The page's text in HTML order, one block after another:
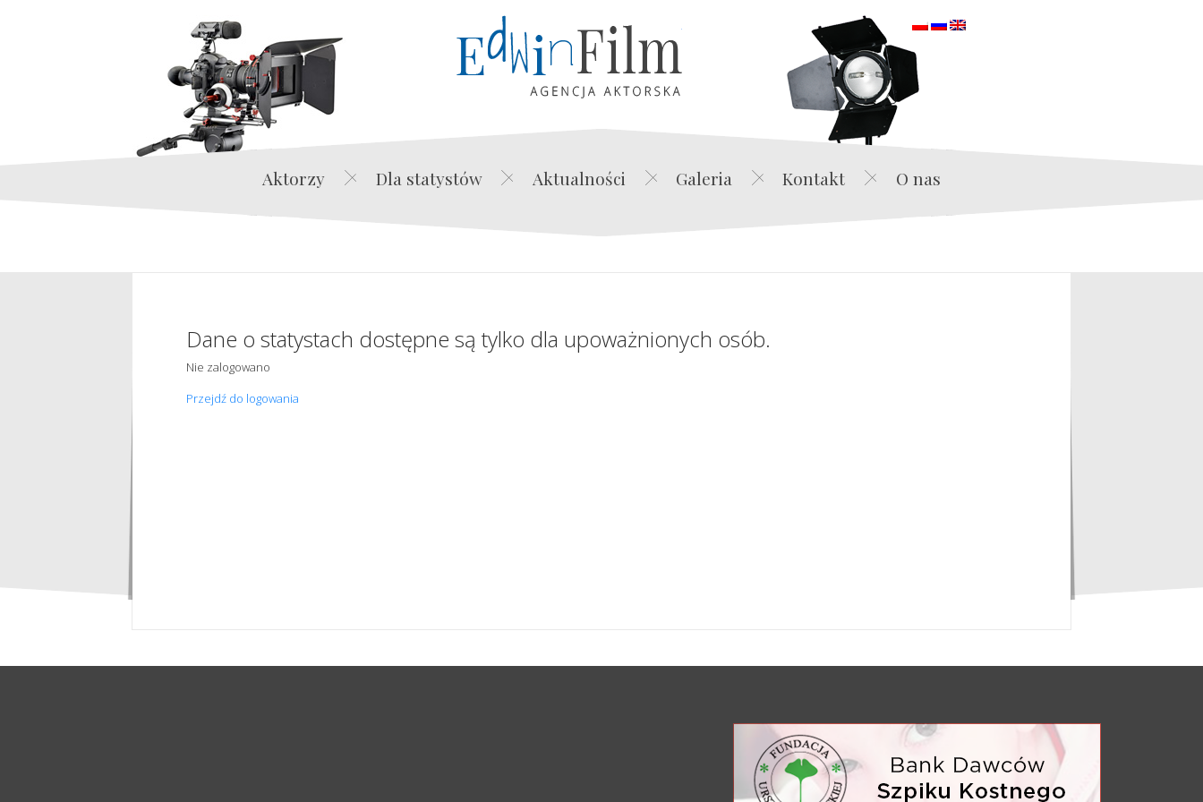
Edwin Film Agencja Aktorska
Aktorzy Dla statystów Aktualności Galeria Kontakt O nas
Dane o statystach dostępne są tylko dla upoważnionych osób.
Nie zalogowano
Przejdź do logowania